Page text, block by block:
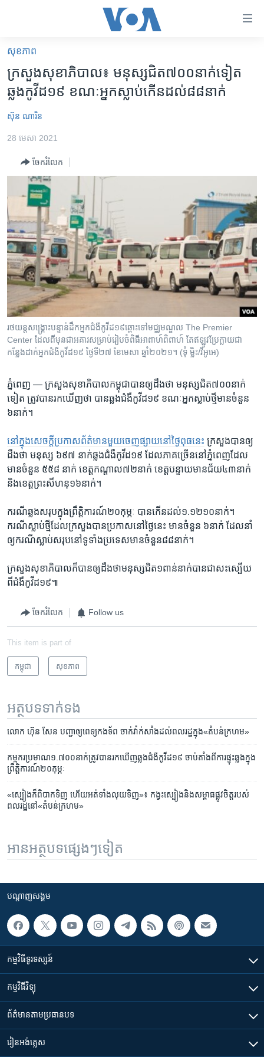
គេហទំព័រ​
ទាក់ទង
រំលង​
និង​
ចូល​
ទំព័រ​
រំលង​
និង​
ចូល​
ទៅ​
ទំព័រ​
រចនា
សម្ព័ន្ធ​
រំលង​
និង​
ចូល​
ទៅ​
កាន់​
ស្វែង​
អន្តរជាតិ
អាមេរិក
កម្ពុជាច្នៃប្រតិដ្ឋ
ព្រឹត្តិការណ៍ព័ត៌មាន
ទូរទស្សន៍ / វីដេអូ​
វិទ្យុ / ផតខាសថ៍
កម្មវិធីទាំងអស់
Khmer English
បណ្តាញ​សង្គម
សុខភាព
ក្រសួង​សុខាភិបាល៖ មនុស្ស​ជិត​៧០០​នាក់​ទៀត​
ឆ្លង​កូវីដ​១៩ ខណៈ​អ្នក​ស្លាប់​កើន​ដល់​៨៨​នាក់
ស៊ុន ណារិន
28 មេសា 2021
ចែករំលែក
រថយន្ត​សង្រ្គោះ​បន្ទាន់​ដឹក​អ្នក​ជំងឺ​កូវីដ១៩​ឆ្ពោះទៅ​មជ្ឈមណ្ឌល The Premier
Center ដែល​ពី​មុន​ជា​អគារ​សម្រាប់​រៀបចំ​ពិធី​អាពាហ៍ពិពាហ៍ តែ​ឥឡូវ​ប្រែក្លាយ​ជា​
កន្លែង​ដាក់​អ្នក​ជំងឺ​កូវីដ១៩ ថ្ងៃទី២៧ ខែមេសា ឆ្នាំ២០២១។ (ទុំ ម្លិះ/វីអូអេ)
ភ្នំពេញ — ក្រសួង​សុខាភិបាល​កម្ពុជា​បាន​ឲ្យ​ដឹង​ថា​ មនុស្ស​ជិត​៧០០នាក់​
ទៀត ត្រូវ​បាន​រកឃើញថា ​បាន​ឆ្លង​ជំងឺកូវីដ​១៩ ខណៈ​អ្នក​ស្លាប់​ថ្មី​មាន​ចំនួន​
៦នាក់។
នៅ​ក្នុង​សេចក្តីប្រកាស​ព័ត៌មាន​មួយ​ចេញ​ផ្សាយនៅ​ថ្ងៃ​ពុធ​នេះ ក្រសួង​បាន​ឲ្យ​
ដឹង​ថា​ មនុស្ស​ ៦៩៧ នាក់​ឆ្លង​ជំងឺ​កូវីដ១៩ ដែល​ភាគច្រើន​នៅ​ភ្នំពេញ​ដែល​
មាន​ចំនួន ៥៥៨ នាក់​ ខេត្ត​កណ្តាល​៧២នាក់ ខេត្ត​បន្ទាយ​មានជ័យ​៤៣នាក់
និង​ខេត្ត​ព្រះសីហនុ​១៦នាក់។
ករណី​ឆ្លង​សរុប​ក្នុង​ព្រឹត្តិការណ៍​២០កុម្ភៈ​ បាន​កើន​ដល់​១.១២១០​នាក់។
ករណីស្លាប់​ថ្មី​ដែល​ក្រសួង​បាន​ប្រកាស​នៅ​ថ្ងៃ​នេះ មាន​ចំនួន​ ៦នាក់ ដែល​នាំ​
ឲ្យ​ករណីស្លាប់​សរុប​នៅទូទាំង​ប្រទេស​មាន​ចំនួន​៨៨​នាក់។
ក្រសួង​សុខាភិបាល​ក៏​បាន​ឲ្យ​ដឹង​ថា​មនុស្ស​ជិត​១ពាន់​នាក់​បាន​ជា​សះស្បើយ​
ពី​ជំងឺ​កូវីដ១៩៕
ចែករំលែក Follow us
This item is part of
កម្ពុជា សុខភាព
អត្ថបទ​ទាក់ទង
លោក ហ៊ុន សែន បញ្ជា​ឲ្យ​ពេទ្យ​កងទ័ព ចាក់​វ៉ាក់សាំង​ដល់​ពលរដ្ឋ​ក្នុង​«តំបន់​ក្រហម»
កម្មករ​​ប្រមាណ​១.៧០០​នាក់​ត្រូវ​បាន​រក​ឃើញ​ឆ្លង​ជំងឺ​កូវីដ​១៩ ចាប់​តាំង​ពី​ការ​ផ្ទុះ​ឆ្លង​ក្នុង​
ព្រឹត្តិការណ៍​២០​កុម្ភៈ
«ស្បៀង​ក៏​ពិបាក​ទិញ​ ហើយ​អត់​ទាំង​លុយ​ទិញ»៖ កង្វះ​ស្បៀង​និង​សម្ពាធ​ផ្លូវ​ចិត្ត​របស់​
ពលរដ្ឋ​នៅ​«តំបន់​ក្រហម»
អានអត្ថបទផ្សេងៗទៀត
បណ្តាញ​សង្គម
កម្មវិធី​ទូរទស្សន៍
កម្មវិធី​វិទ្យុ
ព័ត៌មាន​តាមប្រធានបទ​
រៀន​​អង់គ្លេស